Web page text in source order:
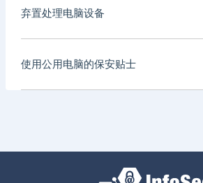
弃置处理电脑设备
使用公用电脑的保安贴士